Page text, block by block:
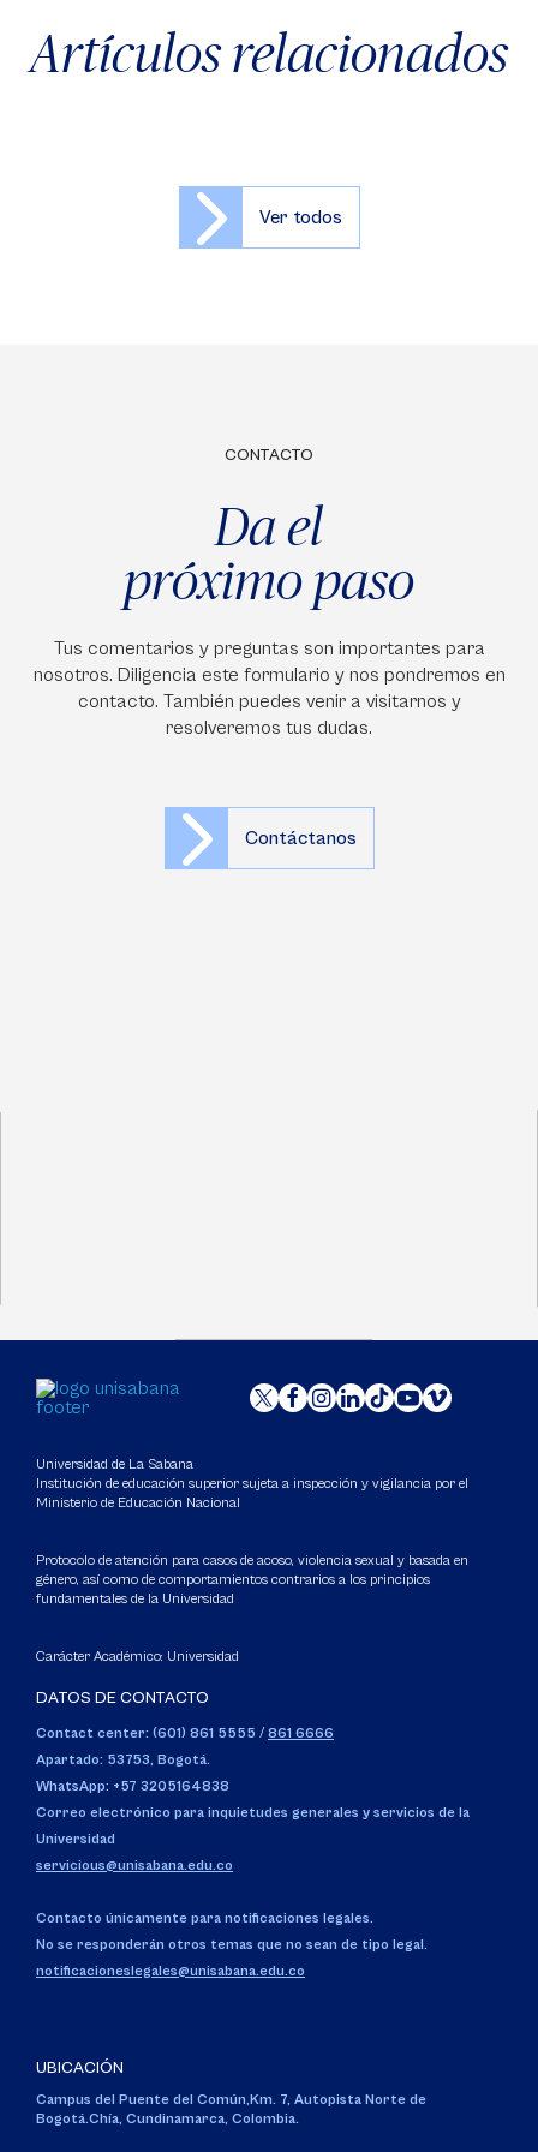
Artículos relacionados
Ver todos
CONTACTO
Da el
próximo paso
Tus comentarios y preguntas son importantes para
nosotros. Diligencia este formulario y nos pondremos en
contacto. También puedes venir a visitarnos y
resolveremos tus dudas.
Contáctanos
Universidad de La Sabana
Institución de educación superior sujeta a inspección y vigilancia por el
Ministerio de Educación Nacional
Protocolo de atención para casos de acoso, violencia sexual y basada en
género, así como de comportamientos contrarios a los principios
fundamentales de la Universidad
Carácter Académico: Universidad
DATOS DE CONTACTO
Contact center: (601) 861 5555 / 861 6666
Apartado: 53753, Bogotá.
WhatsApp: +57 3205164838
Correo electrónico para inquietudes generales y servicios de la
Universidad
servicious@unisabana.edu.co
Contacto únicamente para notificaciones legales.
No se responderán otros temas que no sean de tipo legal.
notificacioneslegales@unisabana.edu.co
UBICACIÓN
Campus del Puente del Común,Km. 7, Autopista Norte de
Bogotá.Chía, Cundinamarca, Colombia.